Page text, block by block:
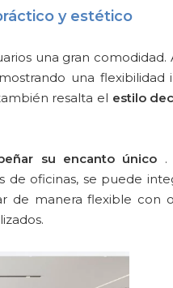
y estético
una gran comodidad.
una flexibilidad
resalta el estilo
su encanto único .
de oficinas, se puede
de manera flexible con